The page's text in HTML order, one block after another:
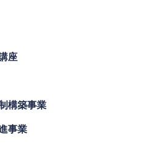
座
構築事業
事業